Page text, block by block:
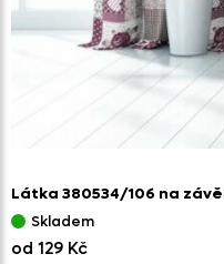
Látka 380534/106 na
Skladem
od 129 Kč